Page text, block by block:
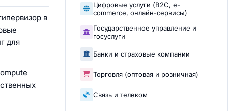
в
для
Цифровые услуги (B2C, e-
commerce, онлайн-сервисы)
Государственное управление и
госуслуги
Банки и страховые компании
Торговля (оптовая и розничная)
Связь и телеком